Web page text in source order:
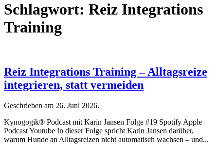
Schlagwort: Reiz Integrations
Training
Reiz Integrations Training – Alltagsreize
integrieren, statt vermeiden
Geschrieben am 26. Juni 2026.
Kynogogik® Podcast mit Karin Jansen Folge #19 Spotify Apple
Podcast Youtube In dieser Folge spricht Karin Jansen darüber,
warum Hunde an Alltagsreizen nicht automatisch wachsen – und...